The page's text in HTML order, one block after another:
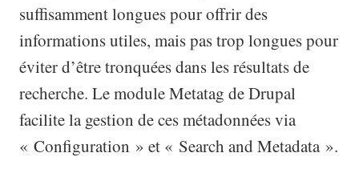
suffisamment longues pour offrir des
informations utiles, mais pas trop longues pour
éviter d’être tronquées dans les résultats de
recherche. Le module Metatag de Drupal
facilite la gestion de ces métadonnées via
« Configuration » et « Search and Metadata ».